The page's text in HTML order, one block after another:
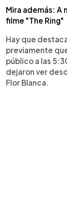
Mira además: A
filme "The Ring"
Hay que
previamente
público a las
dejaron ver
Flor Blanca.